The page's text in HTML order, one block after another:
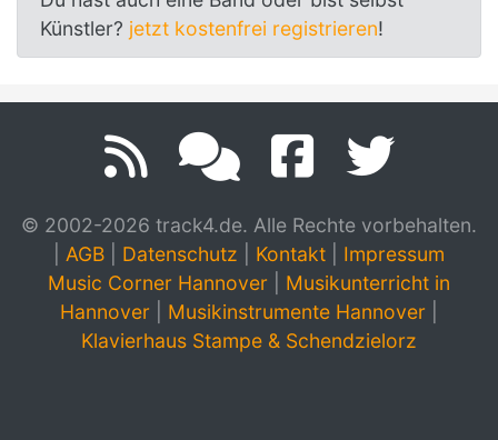
Künstler? jetzt kostenfrei registrieren!
© 2002-2026 track4.de. Alle Rechte vorbehalten.
AGB Datenschutz Kontakt
Impressum
Music Corner Hannover
Musikunterricht in
Hannover
Musikinstrumente Hannover
Klavierhaus Stampe & Schendzielorz